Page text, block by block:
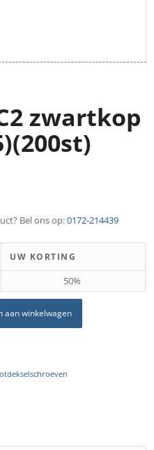
zwartkop
Bel ons op:0172-214439
UW KORTING
50%
aan winkelwagen